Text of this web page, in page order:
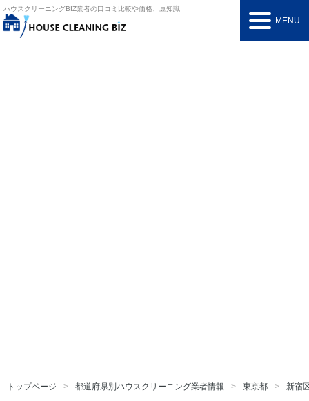
ハウスクリーニングBIZ業者の口コミ比較や価格、豆知識
MENU
トップページ 都道府県別ハウスクリーニング業者情報 東京都 新宿